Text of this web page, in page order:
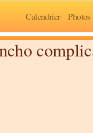
Calendrier Photos